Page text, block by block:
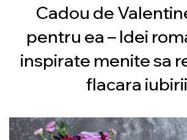
Cadou de
pentru ea – Idei
inspirate menite sa
flacara iubirii